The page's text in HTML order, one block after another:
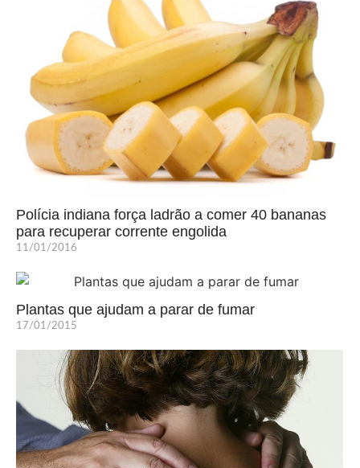
Polícia indiana força ladrão a comer 40 bananas
para recuperar corrente engolida
11/01/2016
Plantas que ajudam a parar de fumar
17/01/2015